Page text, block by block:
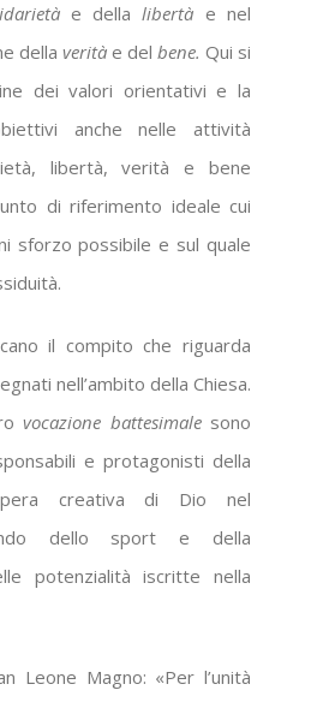
e della libertà e nel
della verità e del bene. Qui si
dei valori orientativi e la
anche nelle attività
libertà, verità e bene
di riferimento ideale cui
sforzo possibile e sul quale
il compito che riguarda
nell’ambito della Chiesa.
vocazione battesimale sono
e protagonisti della
creativa di Dio nel
dello sport e della
potenzialità iscritte nella
Leone Magno: «Per l’unità